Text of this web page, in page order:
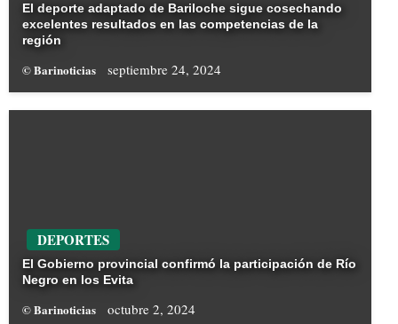
El deporte adaptado de Bariloche sigue cosechando
excelentes resultados en las competencias de la
región
© Barinoticias septiembre 24, 2024
DEPORTES
El Gobierno provincial confirmó la participación de Río
Negro en los Evita
© Barinoticias octubre 2, 2024